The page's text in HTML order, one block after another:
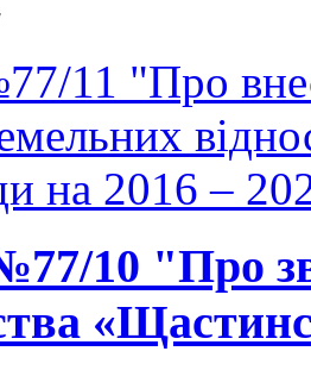
11 "Про
на 2016 –
10 "Про